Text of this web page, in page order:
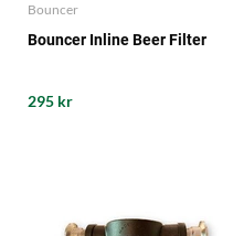
Bouncer
Bouncer Inline Beer Filter
295 kr